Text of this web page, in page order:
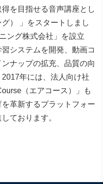
を目指せる音声講座とし
グ） 」をスタートしまし
ング株式会社」を設立
システムを開発、動画コ
ナップの拡充、品質の向
年には、法人向け社
（エアコース）」も
革新するプラットフォー
ております。